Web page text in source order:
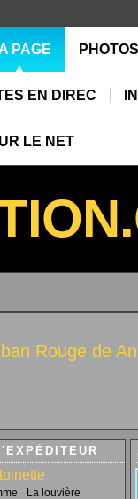
PAGE PHOTOS
EN DIREC
LE NET
Rouge de
La louvière